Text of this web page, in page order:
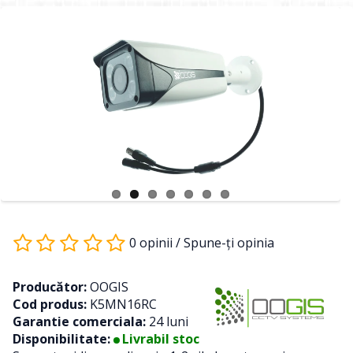
0 opinii /Spune-ţi opinia
Producător:OOGIS
Cod produs: K5MN16RC
Garantie comerciala: 24 luni
Disponibilitate:
Livrabil stoc